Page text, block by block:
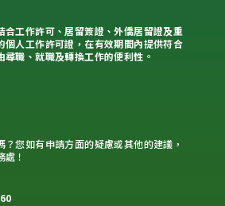
合工作許可、居留簽證、外僑居留證及重
個人工作許可證，在有效期間內提供符合
職、就職及轉換工作的便利性。
您如有申請方面的疑慮或其他的建議，
！